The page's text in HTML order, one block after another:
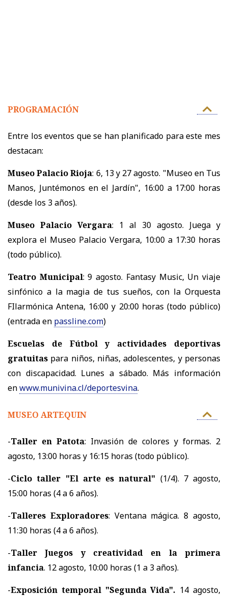
PROGRAMACIÓN
Entre los eventos que se han planificado para este mes
destacan:
Museo Palacio Rioja: 6, 13 y 27 agosto. "Museo en Tus
Manos, Juntémonos en el Jardín", 16:00 a 17:00 horas
(desde los 3 años).
Museo Palacio Vergara: 1 al 30 agosto. Juega y
explora el Museo Palacio Vergara, 10:00 a 17:30 horas
(todo público).
Teatro Municipal: 9 agosto. Fantasy Music, Un viaje
sinfónico a la magia de tus sueños, con la Orquesta
FIlarmónica Antena, 16:00 y 20:00 horas (todo público)
(entrada en passline.com)
Escuelas de Fútbol y actividades deportivas
gratuitas para niños, niñas, adolescentes, y personas
con discapacidad. Lunes a sábado. Más información
enwww.munivina.cl/deportesvina.
MUSEO ARTEQUIN
-Taller en Patota: Invasión de colores y formas. 2
agosto, 13:00 horas y 16:15 horas (todo público).
-Ciclo taller "El arte es natural" (1/4). 7 agosto,
15:00 horas (4 a 6 años).
-Talleres Exploradores: Ventana mágica. 8 agosto,
11:30 horas (4 a 6 años).
-Taller Juegos y creatividad en la primera
infancia. 12 agosto, 10:00 horas (1 a 3 años).
-Exposición temporal "Segunda Vida". 14 agosto,